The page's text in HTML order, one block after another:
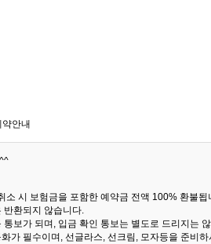
안내
소 시 보험금을 포함한 예약금 전액 100% 환불됩
반환되지 않습니다.
보가 되며, 입금 확인 통보는 별도로 드리지는
가 필수이며, 선글라스, 선크림, 모자등을 준비